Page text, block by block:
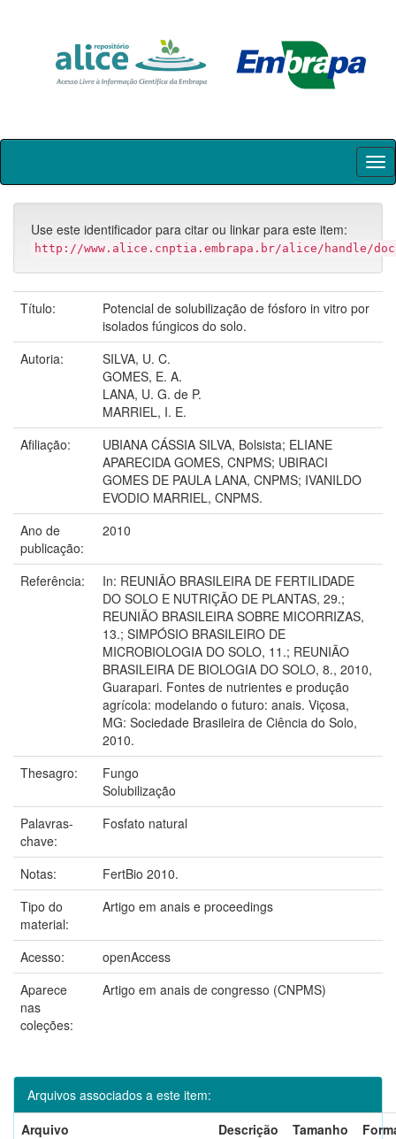
Skip
Use este identificador para citar ou linkar para este item:
http://www.alice.cnptia.embrapa.br/alice/handle/
Título:
Potencial de solubilização de fósforo in vitro por
isolados fúngicos do solo.
Autoria:
SILVA, U. C.
GOMES, E. A.
LANA, U. G. de P.
MARRIEL, I. E.
Afiliação:
UBIANA CÁSSIA SILVA, Bolsista; ELIANE
APARECIDA GOMES, CNPMS; UBIRACI
GOMES DE PAULA LANA, CNPMS; IVANILDO
EVODIO MARRIEL, CNPMS.
Ano de
publicação:
2010
Referência:
In: REUNIÃO BRASILEIRA DE FERTILIDADE
DO SOLO E NUTRIÇÃO DE PLANTAS, 29.;
REUNIÃO BRASILEIRA SOBRE MICORRIZAS,
13.; SIMPÓSIO BRASILEIRO DE
MICROBIOLOGIA DO SOLO, 11.; REUNIÃO
BRASILEIRA DE BIOLOGIA DO SOLO, 8., 2010,
Guarapari. Fontes de nutrientes e produção
agrícola: modelando o futuro: anais. Viçosa,
MG: Sociedade Brasileira de Ciência do Solo,
2010.
Thesagro:
Fungo
Solubilização
Palavras-
chave:
Fosfato natural
Notas:
FertBio 2010.
Tipo do
material:
Artigo em anais e proceedings
Acesso:
openAccess
Aparece
nas
coleções:
Artigo em anais de congresso (CNPMS)
Arquivos associados a este item:
Arquivo
Descrição Tamanho